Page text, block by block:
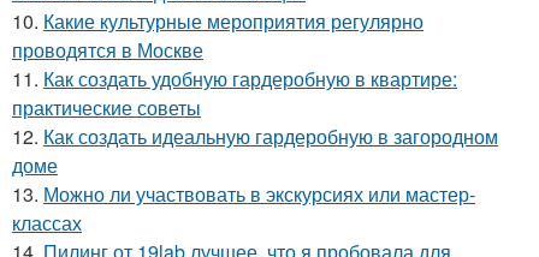
10. Какие культурные мероприятия регулярно
проводятся в Москве
11. Как создать удобную гардеробную в квартире:
практические советы
12. Как создать идеальную гардеробную в загородном
доме
13. Можно ли участвовать в экскурсиях или мастер-
классах
14. Пилинг от 19lab лучшее, что я пробовала для